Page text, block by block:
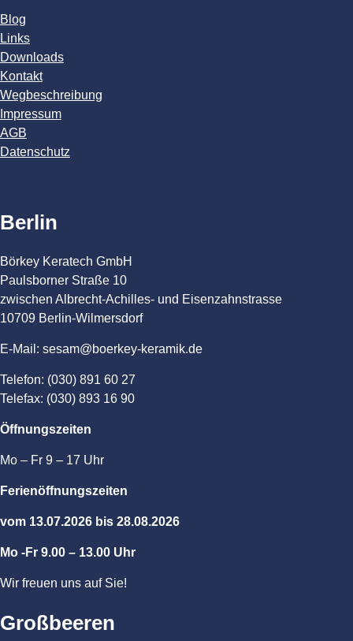
Blog
Links
Downloads
Kontakt
Wegbeschreibung
Impressum
AGB
Datenschutz
Berlin
Börkey Keratech GmbH
Paulsborner Straße 10
zwischen Albrecht-Achilles- und Eisenzahnstrasse
10709 Berlin-Wilmersdorf
E-Mail: sesam@boerkey-keramik.de
Telefon: (030) 891 60 27
Telefax: (030) 893 16 90
Öffnungszeiten
Mo – Fr 9 – 17 Uhr
Ferienöffnungszeiten
vom 13.07.2026 bis 28.08.2026
Mo -Fr 9.00 – 13.00 Uhr
Wir freuen uns auf Sie!
Großbeeren